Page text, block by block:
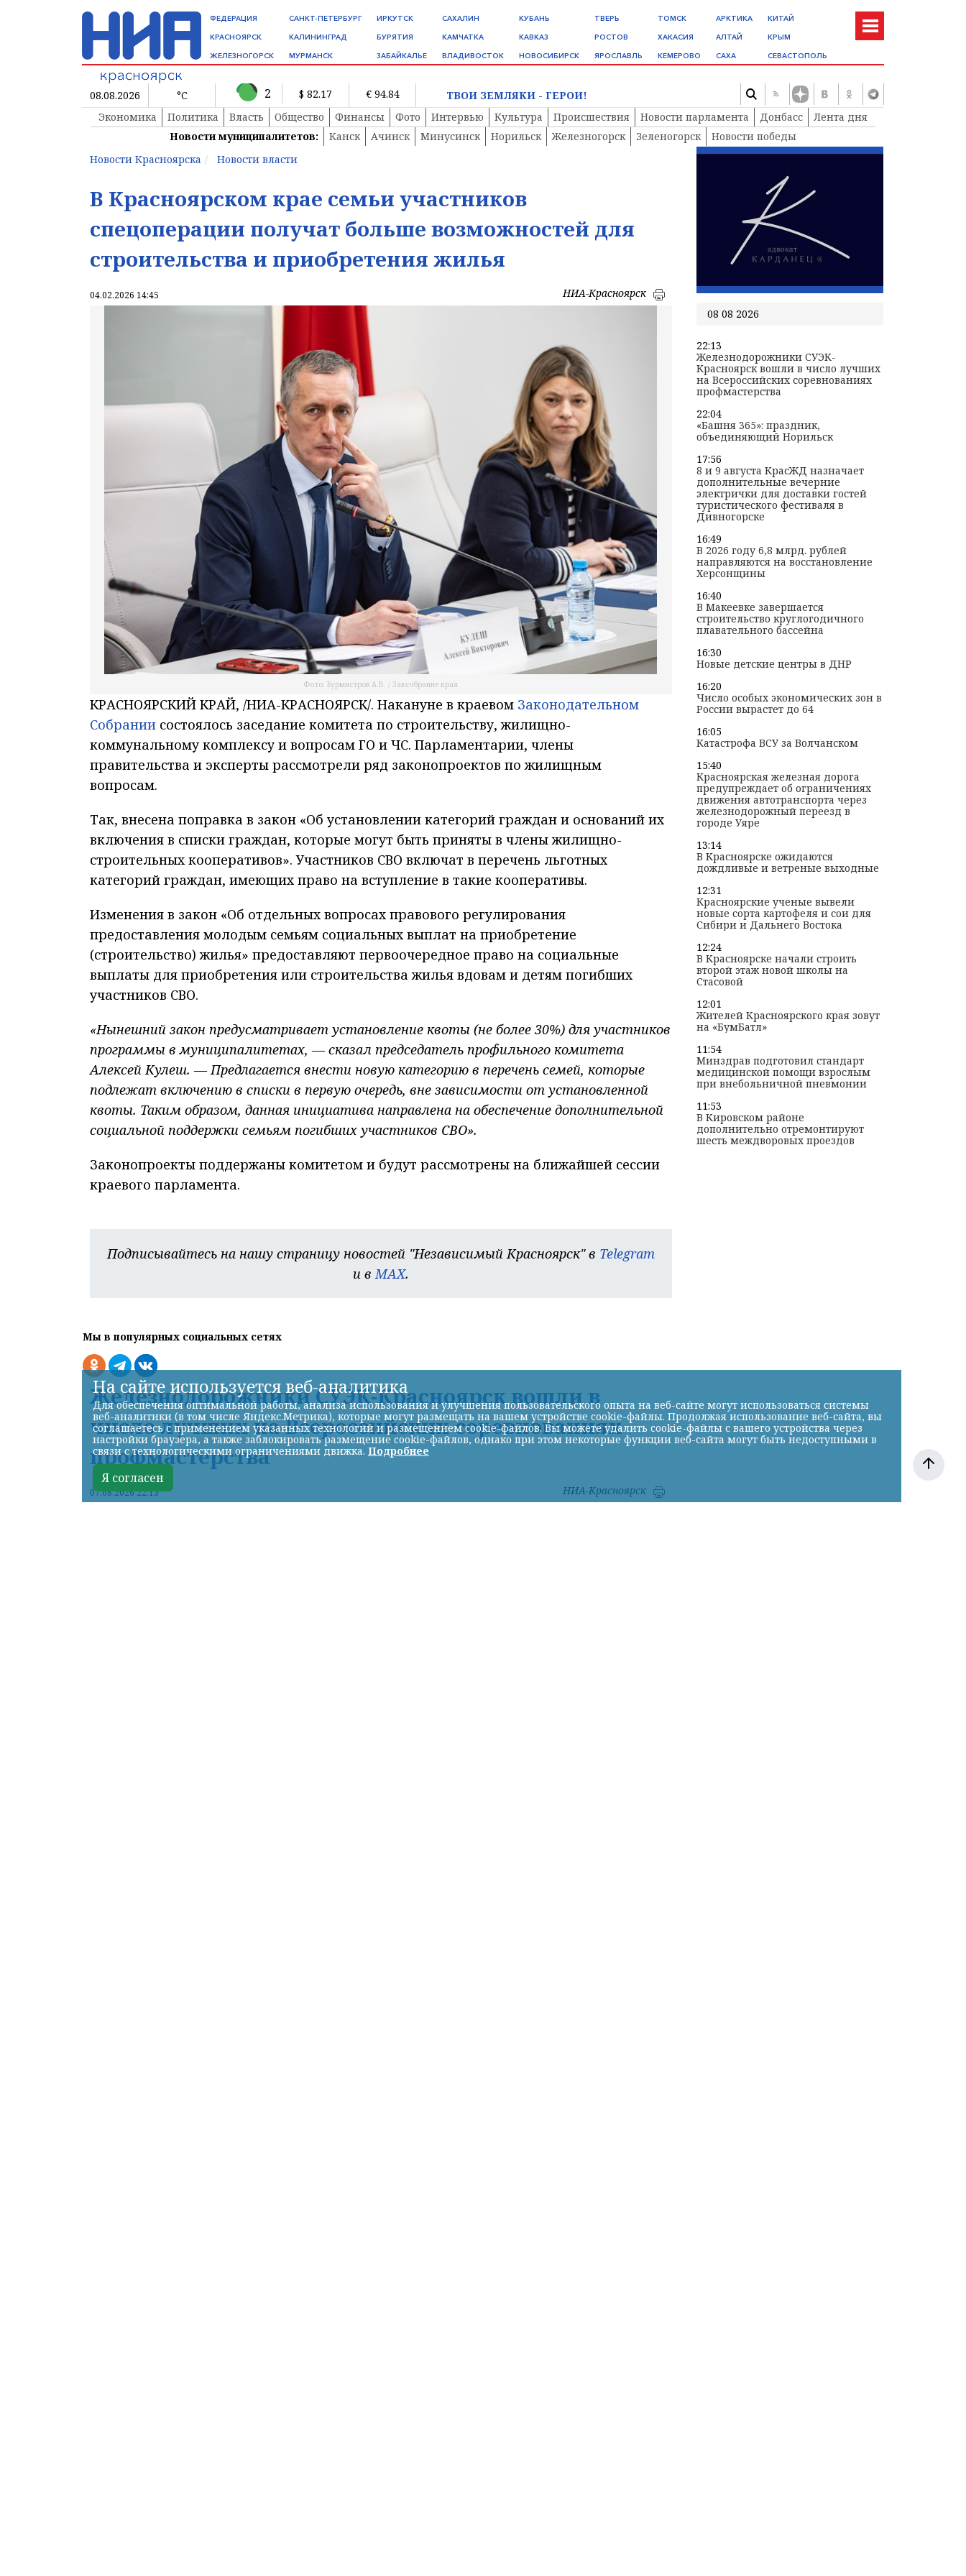
ФЕДЕРАЦИЯ
КРАСНОЯРСК
ЖЕЛЕЗНОГОРСК
САНКТ-ПЕТЕРБУРГ
КАЛИНИНГРАД
МУРМАНСК
ИРКУТСК
БУРЯТИЯ
ЗАБАЙКАЛЬЕ
САХАЛИН
КАМЧАТКА
ВЛАДИВОСТОК
КУБАНЬ
КАВКАЗ
НОВОСИБИРСК
ТВЕРЬ
РОСТОВ
ЯРОСЛАВЛЬ
ТОМСК
ХАКАСИЯ
КЕМЕРОВО
АРКТИКА
АЛТАЙ
САХА
КИТАЙ
КРЫМ
СЕВАСТОПОЛЬ
08.08.2026 °C 2 $ 82.17 € 94.84
ТВОИ ЗЕМЛЯКИ - ГЕРОИ!
Экономика
Политика Власть Общество Финансы Фото Интервью Культура Происшествия Новости парламента Донбасс
Лента дня
Новости муниципалитетов:
Канск Ачинск Минусинск Норильск Железногорск Зеленогорск
Новости победы
Новости Красноярска
Новости власти
В Красноярском крае семьи участников
спецоперации получат больше возможностей для
строительства и приобретения жилья
04.02.2026 14:45 НИА-Красноярск
Фото: Бурмистров А.В. / Заксобрание края
КРАСНОЯРСКИЙ КРАЙ, /НИА-КРАСНОЯРСК/. Накануне в краевом Законодательном
Собрании состоялось заседание комитета по строительству, жилищно-
коммунальному комплексу и вопросам ГО и ЧС. Парламентарии, члены
правительства и эксперты рассмотрели ряд законопроектов по жилищным
вопросам.
Так, внесена поправка в закон «Об установлении категорий граждан и оснований их
включения в списки граждан, которые могут быть приняты в члены жилищно-
строительных кооперативов». Участников СВО включат в перечень льготных
категорий граждан, имеющих право на вступление в такие кооперативы.
Изменения в закон «Об отдельных вопросах правового регулирования
предоставления молодым семьям социальных выплат на приобретение
(строительство) жилья» предоставляют первоочередное право на социальные
выплаты для приобретения или строительства жилья вдовам и детям погибших
участников СВО.
«Нынешний закон предусматривает установление квоты (не более 30%) для участников
программы в муниципалитетах, — сказал председатель профильного комитета
Алексей Кулеш. — Предлагается внести новую категорию в перечень семей, которые
подлежат включению в списки в первую очередь, вне зависимости от установленной
квоты. Таким образом, данная инициатива направлена на обеспечение дополнительной
социальной поддержки семьям погибших участников СВО».
Законопроекты поддержаны комитетом и будут рассмотрены на ближайшей сессии
краевого парламента.
Подписывайтесь на нашу страницу новостей "Независимый Красноярск" в Telegram
и в MAX.
Мы в популярных социальных сетях
Железнодорожники СУЭК-Красноярск вошли в
число лучших на Всероссийских соревнованиях
профмастерства
07.08.2026 22:13 НИА-Красноярск
08 08 2026
22:13
Железнодорожники СУЭК-
Красноярск вошли в число лучших
на Всероссийских соревнованиях
профмастерства
22:04
«Башня 365»: праздник,
объединяющий Норильск
17:56
8 и 9 августа КрасЖД назначает
дополнительные вечерние
электрички для доставки гостей
туристического фестиваля в
Дивногорске
16:49
В 2026 году 6,8 млрд. рублей
направляются на восстановление
Херсонщины
16:40
В Макеевке завершается
строительство круглогодичного
плавательного бассейна
16:30
Новые детские центры в ДНР
16:20
Число особых экономических зон в
России вырастет до 64
16:05
Катастрофа ВСУ за Волчанском
15:40
Красноярская железная дорога
предупреждает об ограничениях
движения автотранспорта через
железнодорожный переезд в
городе Уяре
13:14
В Красноярске ожидаются
дождливые и ветреные выходные
12:31
Красноярские ученые вывели
новые сорта картофеля и сои для
Сибири и Дальнего Востока
12:24
В Красноярске начали строить
второй этаж новой школы на
Стасовой
12:01
Жителей Красноярского края зовут
на «БумБатл»
11:54
Минздрав подготовил стандарт
медицинской помощи взрослым
при внебольничной пневмонии
11:53
В Кировском районе
дополнительно отремонтируют
шесть междворовых проездов
На сайте используется веб-аналитика
Для обеспечения оптимальной работы, анализа использования и улучшения пользовательского опыта на веб-сайте могут использоваться системы
веб-аналитики (в том числе Яндекс.Метрика), которые могут размещать на вашем устройстве cookie-файлы. Продолжая использование веб-сайта, вы
соглашаетесь с применением указанных технологий и размещением cookie-файлов. Вы можете удалить cookie-файлы с вашего устройства через
настройки браузера, а также заблокировать размещение cookie-файлов, однако при этом некоторые функции веб-сайта могут быть недоступными в
связи с технологическими ограничениями движка. Подробнее
Я согласен